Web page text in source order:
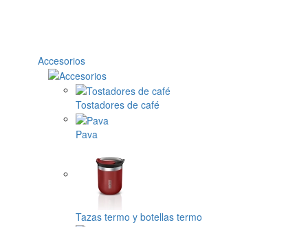
Accesorios
Tostadores de café
Pava
Tazas termo y botellas termo